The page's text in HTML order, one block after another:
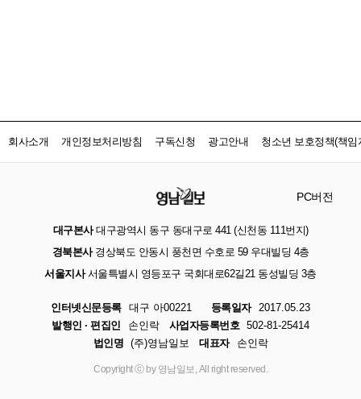
회사소개 개인정보처리방침 구독신청 광고안내 청소년 보호정책(책임
PC버전
대구본사대구광역시 동구 동대구로 441 (신천동 111번지)
경북본사경상북도 안동시 풍천면 수호로 59 우대빌딩 4층
서울지사서울특별시 영등포구 국회대로62길21 동성빌딩 3층
인터넷신문등록 대구 아00221 등록일자
2017.05.23
발행인 · 편집인
손인락 사업자등록번호 502-81-25414
법인명 (주)영남일보 대표자 손인락
Copyright ⓒ by 영남일보, All right reserved.